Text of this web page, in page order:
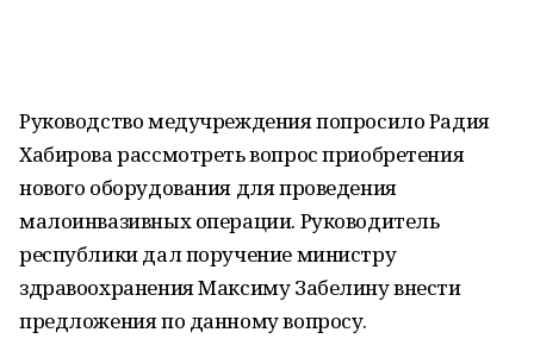
Руководство медучреждения попросило Радия
Хабирова рассмотреть вопрос приобретения
нового оборудования для проведения
малоинвазивных операции. Руководитель
республики дал поручение министру
здравоохранения Максиму Забелину внести
предложения по данному вопросу.